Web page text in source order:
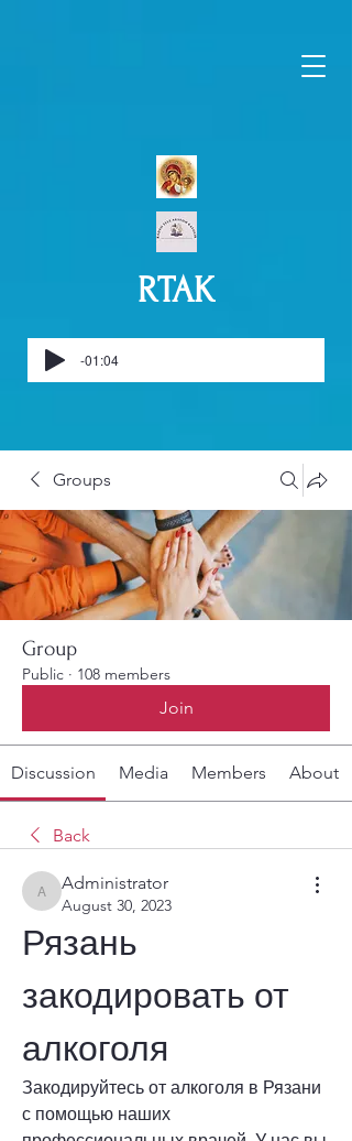
RTAK
-01:04
Groups
Group
Public · 108 members
Join
Discussion Media Members About
Back
Administrator
Administrator
August 30, 2023
Рязань
закодировать от
алкоголя
Закодируйтесь от алкоголя в Рязани
с помощью наших